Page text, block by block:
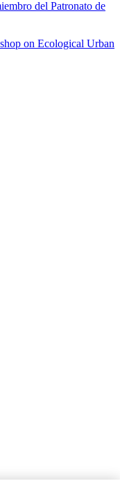
del Patronato de
on Ecological Urban